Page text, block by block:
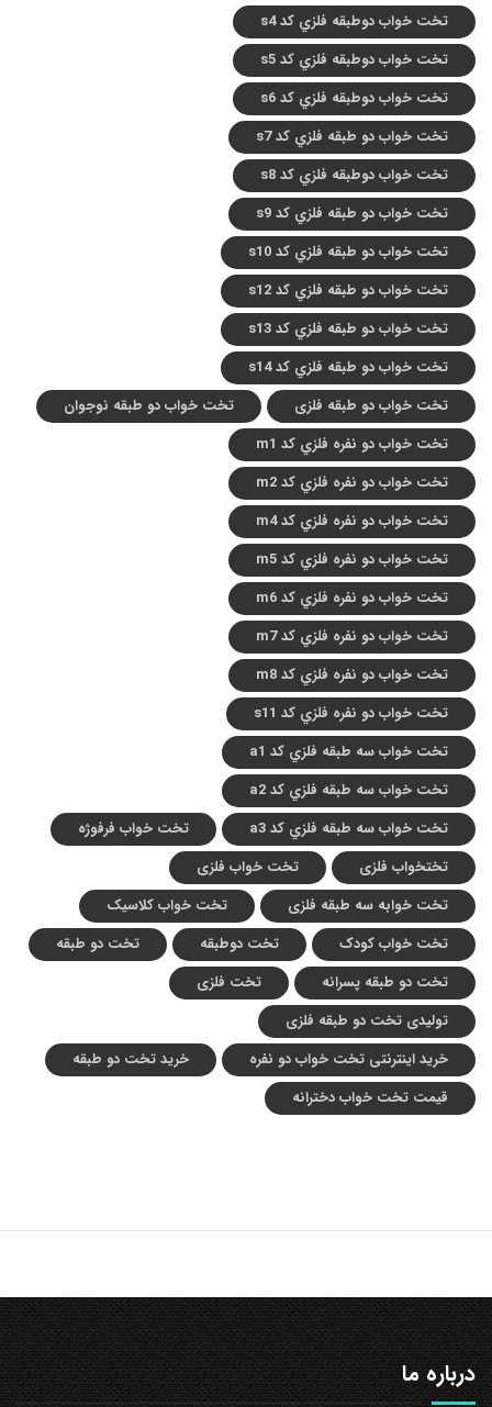
تخت خواب دوطبقه فلزي کد s4
تخت خواب دوطبقه فلزي کد s5
تخت خواب دوطبقه فلزي کد s6
تخت خواب دو طبقه فلزي کد s7
تخت خواب دوطبقه فلزي کد s8
تخت خواب دو طبقه فلزي کد s9
تخت خواب دو طبقه فلزي کد s10
تخت خواب دو طبقه فلزي کد s12
تخت خواب دو طبقه فلزي کد s13
تخت خواب دو طبقه فلزي کد s14
تخت خواب دو طبقه فلزی
تخت خواب دو طبقه نوجوان
تخت خواب دو نفره فلزي کد m1
تخت خواب دو نفره فلزي کد m2
تخت خواب دو نفره فلزي کد m4
تخت خواب دو نفره فلزي کد m5
تخت خواب دو نفره فلزي کد m6
تخت خواب دو نفره فلزي کد m7
تخت خواب دو نفره فلزي کد m8
تخت خواب دو نفره فلزي کد s11
تخت خواب سه طبقه فلزي کد a1
تخت خواب سه طبقه فلزي کد a2
تخت خواب سه طبقه فلزي کد a3
تخت خواب فرفوژه
تختخواب فلزی
تخت خواب فلزی
تخت خوابه سه طبقه فلزی
تخت خواب کلاسیک
تخت خواب کودک
تخت دوطبقه
تخت دو طبقه
تخت دو طبقه پسرانه
تخت فلزی
تولیدی تخت دو طبقه فلزی
خرید اینترنتی تخت خواب دو نفره
خرید تخت دو طبقه
قیمت تخت خواب دخترانه
درباره ما